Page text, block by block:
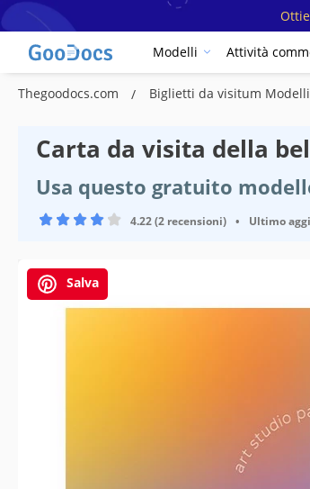
Modelli Attività
Thegoodocs.com Biglietti da visitum Modelli
Carta da visita della
Usa questo gratuito
4.22 (2 recensioni) • Ultimo
Salva